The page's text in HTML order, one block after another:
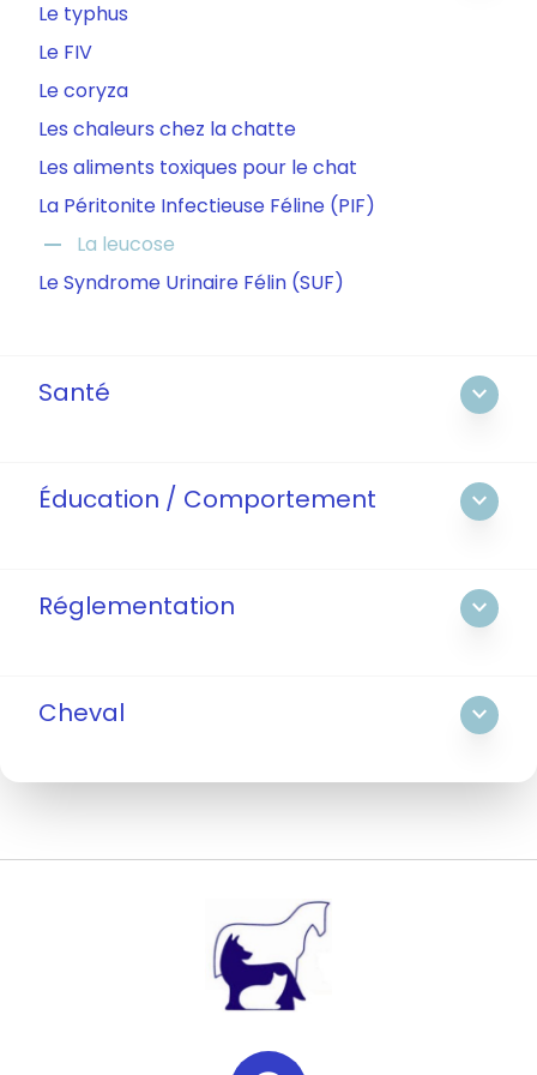
Le typhus
Le FIV
Le coryza
Les chaleurs chez la chatte
Les aliments toxiques pour le chat
La Péritonite Infectieuse Féline (PIF)
remove
La leucose
Le Syndrome Urinaire Félin (SUF)
Santé expand_more
Éducation / Comportement expand_more
Réglementation expand_more
Cheval expand_more